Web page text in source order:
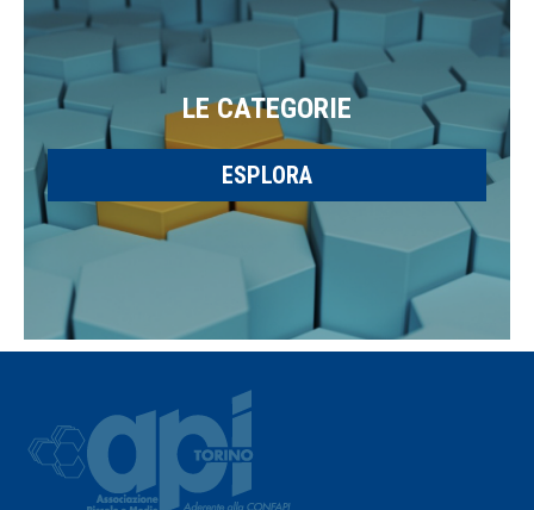
LE CATEGORIE
ESPLORA